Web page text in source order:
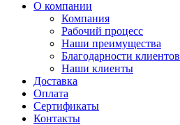
О компании
Компания
Рабочий процесс
Наши преимущества
Благодарности клиентов
Наши клиенты
Доставка
Оплата
Сертификаты
Контакты